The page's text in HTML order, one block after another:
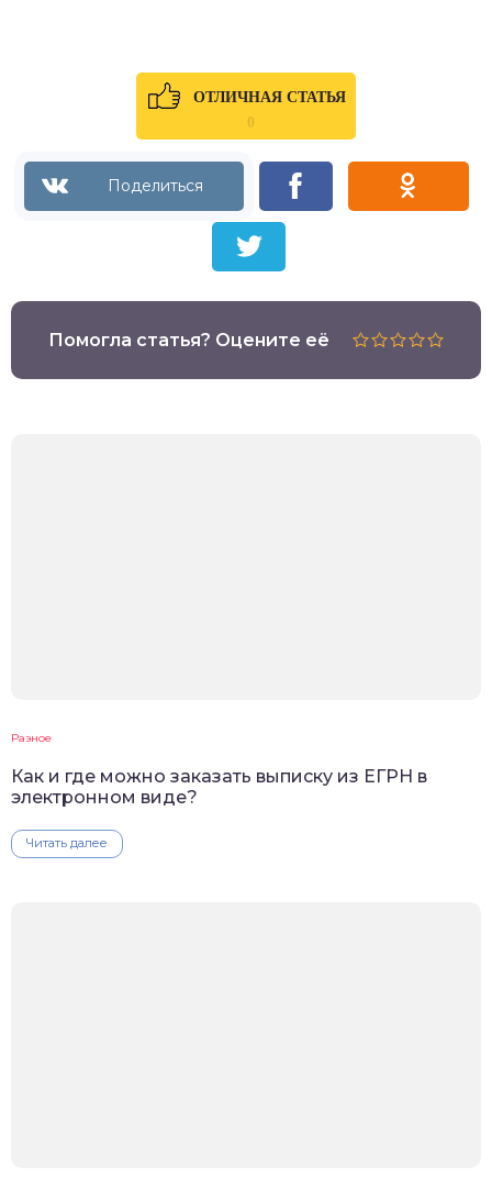
ОТЛИЧНАЯ СТАТЬЯ
0
Помогла статья? Оцените её
Разное
Как и где можно заказать выписку из ЕГРН в
электронном виде?
Читать далее